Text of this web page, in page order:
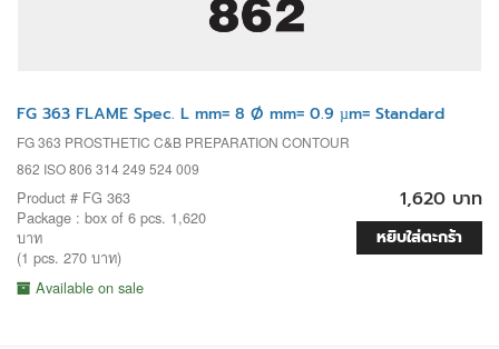
FG 363 FLAME Spec. L mm= 8 Ø mm= 0.9 µm= Standard
FG 363 PROSTHETIC C&B PREPARATION CONTOUR
862 ISO 806 314 249 524 009
Product # FG 363
Package : box of 6 pcs. 1,620
บาท
(1 pcs. 270 บาท)
Available on sale
1,620 บาท
หยิบใส่ตะกร้า